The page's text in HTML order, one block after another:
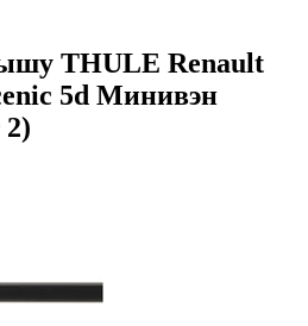
THULE Renault
5d Минивэн
2)